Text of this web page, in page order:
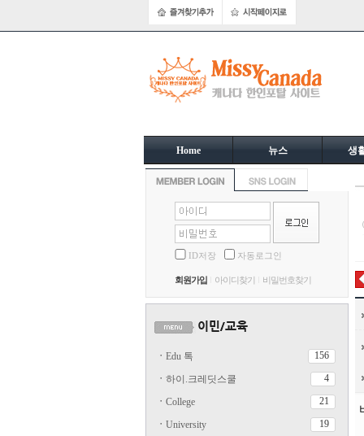
Home 뉴스 생
ID저장 자동로그인
회원가입 아이디찾기 비밀번호찾기
ㆍ Edu 톡 156
ㆍ 하이.크레딧스쿨 4
ㆍ College 21
ㆍ University 19